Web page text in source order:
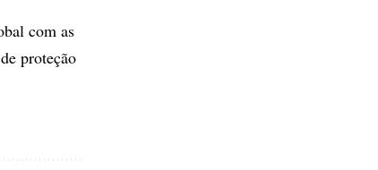
com as
proteção